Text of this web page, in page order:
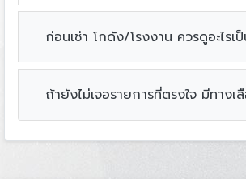
ก่อนเช่า โกดัง/โรงงาน ควรดูอะไรเ
ถ้ายังไม่เจอรายการที่ตรงใจ มีทางเ